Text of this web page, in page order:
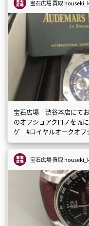
宝石広場 買取
宝石広場 渋谷本店にて
のオフショアクロノを誠
ゲ #ロイヤルオークオフ
宝石広場 買取